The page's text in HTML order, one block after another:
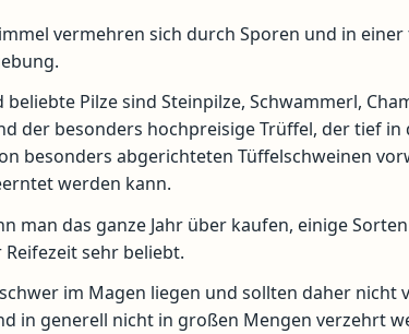
vermehren sich durch Sporen und in
beliebte Pilze sind Steinpilze, Schwammerl,
der besonders hochpreisige Trüffel, der tief in
besonders abgerichteten Tüffelschweinen
werden kann.
man das ganze Jahr über kaufen, einige
sehr beliebt.
im Magen liegen und sollten daher nicht
in generell nicht in großen Mengen verzehrt